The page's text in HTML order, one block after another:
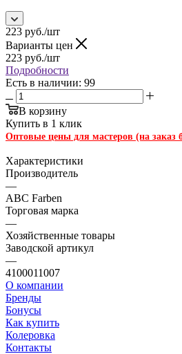
223 руб./шт
Варианты цен
223 руб./шт
Подробности
Есть в наличии: 99
В корзину
Купить в 1 клик
Оптовые цены для мастеров (на заказ
Характеристики
Производитель
—
ABC Farben
Торговая марка
—
Хозяйственные товары
Заводской артикул
—
4100011007
О компании
Бренды
Бонусы
Как купить
Колеровка
Контакты